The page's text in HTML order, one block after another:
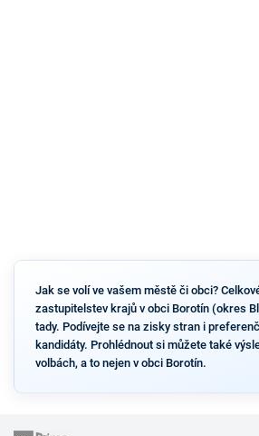
Jak se volí ve vašem městě či obci?
zastupitelstev krajů v obci Borotín (okres
tady. Podívejte se na zisky stran i
kandidáty. Prohlédnout si můžete také
volbách, a to nejen v obci Borotín.